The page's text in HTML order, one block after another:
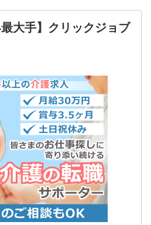
大手】クリックジョブ